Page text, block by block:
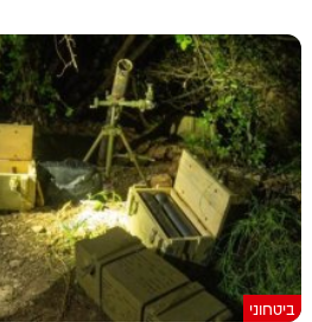
ביטחוני